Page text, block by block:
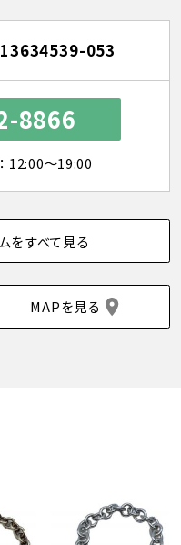
053
8866
12:00～19:00
をすべて見る
MAPを見る